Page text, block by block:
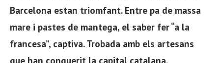
Barcelona estan triomfant. Entre pa de massa
mare i pastes de mantega, el saber fer “a la
francesa”, captiva. Trobada amb els artesans
que han conquerit la capital catalana.